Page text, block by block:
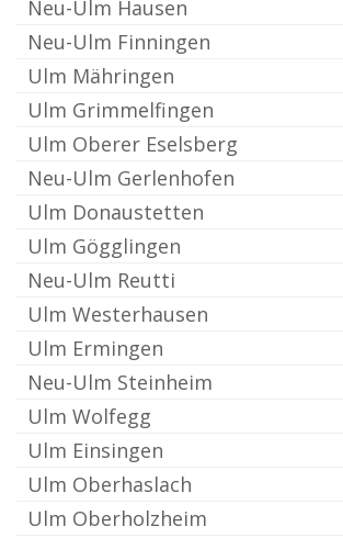
Neu-Ulm Hausen
Neu-Ulm Finningen
Ulm Mähringen
Ulm Grimmelfingen
Ulm Oberer Eselsberg
Neu-Ulm Gerlenhofen
Ulm Donaustetten
Ulm Gögglingen
Neu-Ulm Reutti
Ulm Westerhausen
Ulm Ermingen
Neu-Ulm Steinheim
Ulm Wolfegg
Ulm Einsingen
Ulm Oberhaslach
Ulm Oberholzheim